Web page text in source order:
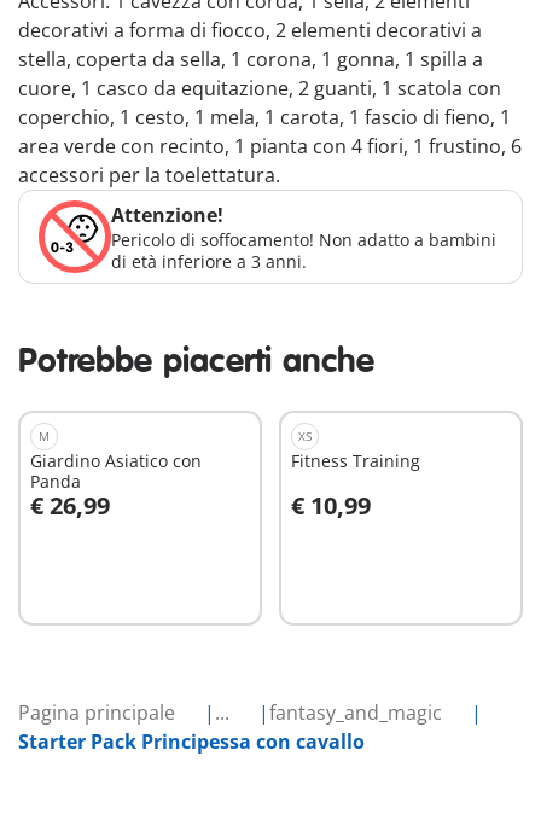
Pagina principale ...
fantasy_and_magic
Starter Pack Principessa con cavallo
decorativi a forma di fiocco, 2 elementi decorativi a
stella, coperta da sella, 1 corona, 1 gonna, 1 spilla a
cuore, 1 casco da equitazione, 2 guanti, 1 scatola con
coperchio, 1 cesto, 1 mela, 1 carota, 1 fascio di fieno, 1
area verde con recinto, 1 pianta con 4 fiori, 1 frustino, 6
accessori per la toelettatura.
Attenzione!
Pericolo di soffocamento! Non adatto a bambini
di età inferiore a 3 anni.
Potrebbe piacerti anche
M
Giardino Asiatico con
Panda
€ 26,99
Aggiungi al carrello
XS
Fitness Training
€ 10,99
Aggiungi al carrello